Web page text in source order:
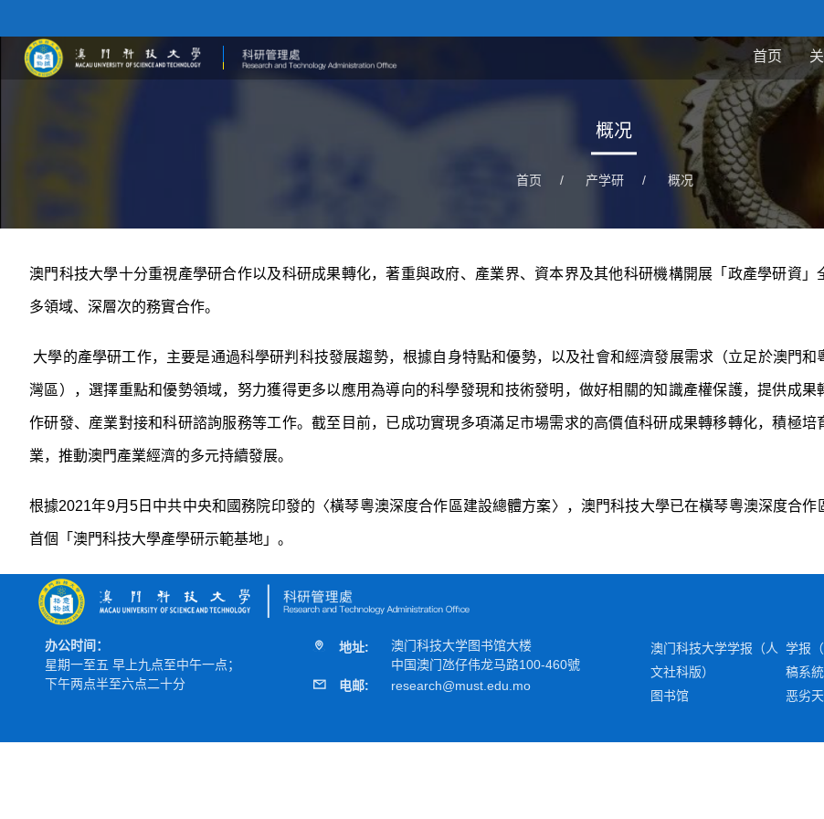
首页
概况
首页 / 产学研 / 概况
澳門科技大學十分重視產學研合作以及科研成果轉化，著重與政府、產業界、資本界及其他科研機構開展「政產學研資」
多領域、深層次的務實合作。
大學的產學研工作，主要是通過科學研判科技發展趨勢，根據自身特點和優勢，以及社會和經濟發展需求（立足於澳門和
灣區），選擇重點和優勢領域，努力獲得更多以應用為導向的科學發現和技術發明，做好相關的知識產權保護，提供成果
作研發、産業對接和科研諮詢服務等工作。截至目前，已成功實現多項滿足市場需求的高價值科研成果轉移轉化，積極培
業，推動澳門產業經濟的多元持續發展。
根據2021年9月 5日中共中央和國務院印發的〈橫琴粵澳深度合作區建設總體方案〉，澳門科技大學已在橫琴粵澳深度合作
首個「澳門科技大學產學研示範基地」。
办公时间：
星期一至五 早上九点至中午一点；
下午两点半至六点二十分
地址:
澳门科技大学图书馆大楼
中国澳门氹仔伟龙马路100-460號
电邮:
research@must.edu.mo
澳门科技大学学报（人
文社科版）
学报
稿系統
图书馆
恶劣